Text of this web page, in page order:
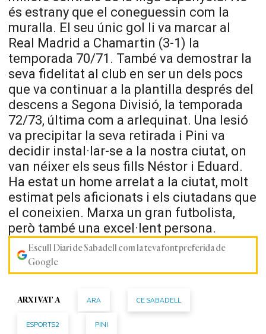
és estrany que el coneguessin com la
muralla. El seu únic gol li va marcar al
Real Madrid a Chamartin (3-1) la
temporada 70/71. També va demostrar la
seva fidelitat al club en ser un dels pocs
que va continuar a la plantilla després del
descens a Segona Divisió, la temporada
72/73, última com a arlequinat. Una lesió
va precipitar la seva retirada i Pini va
decidir instal·lar-se a la nostra ciutat, on
van néixer els seus fills Néstor i Eduard.
Ha estat un home arrelat a la ciutat, molt
estimat pels aficionats i els ciutadans que
el coneixien. Marxa un gran futbolista,
però també una excel·lent persona.
Escull Diari de Sabadell com la teva font preferida de
Google
ARXIVAT A ARA CE SABADELL
ESPORTS2 PINI